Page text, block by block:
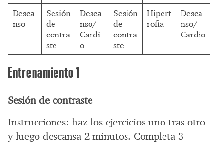
Desca
nso
Sesión
de
contra
ste
Desca
nso/
Cardi
o
Sesión
de
contra
ste
Hipert
rofia
Desca
nso/
Cardio
Entrenamiento 1
Sesión de contraste
Instrucciones: haz los ejercicios uno tras otro
y luego descansa 2 minutos. Completa 3